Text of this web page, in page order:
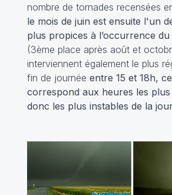
nombre de tornades recensées
le mois de juin est ensuite l'un
plus propices à l’occurrence
(3ème place après août et
interviennent également le plus
fin de journée entre 15 et 18h,
correspond aux heures les
donc les plus instables de la